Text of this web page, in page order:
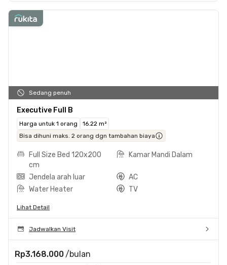
Sedang penuh
Executive Full B
Harga untuk 1 orang
16.22 m²
Bisa dihuni maks. 2 orang dgn tambahan biaya
Full Size Bed 120x200
cm
Kamar Mandi Dalam
Jendela arah luar
AC
Water Heater
TV
Lihat Detail
Jadwalkan Visit
Rp3.168.000 /bulan